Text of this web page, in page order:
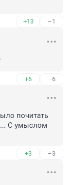
+13 –1
+6 –6
почитать
С умыслом
+3 –3